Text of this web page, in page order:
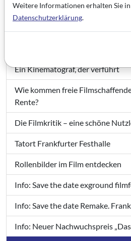
Viel Bewegung bei den
Ein Kinematograf, der verführt
Wie kommen freie
Rente?
Die Filmkritik – eine schöne
Tatort Frankfurter Festhalle
Rollenbilder im Film entdecken
Info: Save the date exground
Info: Save the date Remake.
Info: Neuer Nachwuchspreis
Weitere Informationen erhalten Sie
Datenschutzerklärung.